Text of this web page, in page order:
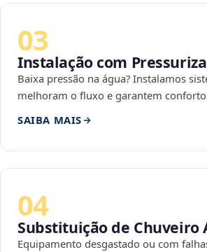
03
Instalação com
Baixa pressão na água? Instalamos
melhoram o fluxo e garantem
SAIBA MAIS
04
Substituição de Chuveiro
Equipamento desgastado ou com